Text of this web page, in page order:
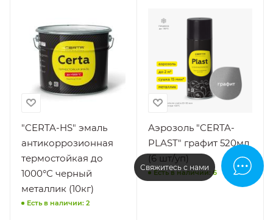
"CERTA-HS" эмаль
антикоррозионная
термостойкая до
1000°С черный
металлик (10кг)
Есть в наличии: 2
Аэрозоль "CERTA-
PLAST" графит 520мл
(6 шт/уп)
Есть в наличии: 6
Свяжитесь с нами